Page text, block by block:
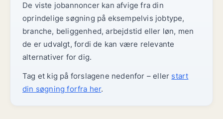
De viste jobannoncer kan afvige fra din
oprindelige søgning på eksempelvis jobtype,
branche, beliggenhed, arbejdstid eller løn, men
de er udvalgt, fordi de kan være relevante
alternativer for dig.
Tag et kig på forslagene nedenfor – eller start
din søgning forfra her.